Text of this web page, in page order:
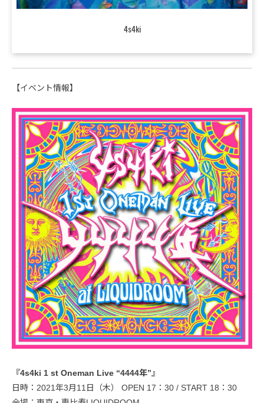
4s4ki
【イベント情報】
『4s4ki 1 st Oneman Live “4444年”』
日時：2021年3月11日（木） OPEN 17：30 / START 18：30